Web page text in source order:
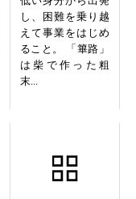
し、困難を乗り越
えて事業をはじめ
ること。 「篳路」
は柴で作った粗
末...